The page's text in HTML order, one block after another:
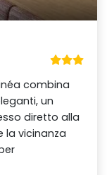
combina
un
diretto alla
la vicinanza